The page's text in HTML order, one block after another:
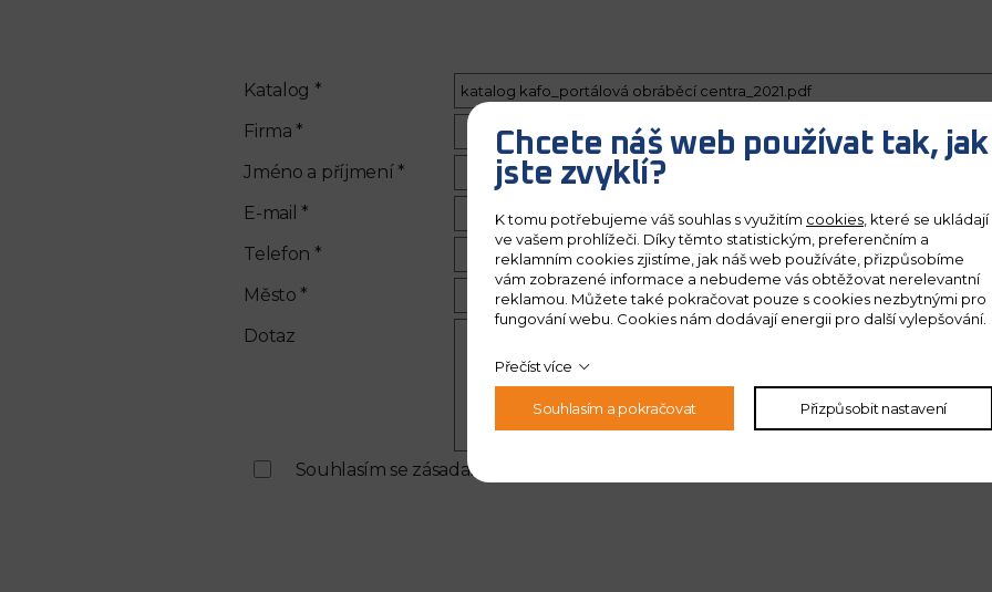
Katalog *
Firma *
Jméno a příjmení *
E-mail *
Telefon *
Město *
Dotaz
Souhlasím se zásadami ochrany
Chcete náš web používat tak, jak
jste zvyklí?
K tomu potřebujeme váš souhlas s využitím cookies , které se ukládají
ve vašem prohlížeči. Díky těmto statistickým, preferenčním a
reklamním cookies zjistíme, jak náš web používáte, přizpůsobíme
vám zobrazené informace a nebudeme vás obtěžovat nerelevantní
reklamou. Můžete také pokračovat pouze s cookies nezbytnými pro
fungování webu. Cookies nám dodávají energii pro další vylepšování.
Přečíst více
Souhlasím a pokračovat Přizpůsobit nastavení